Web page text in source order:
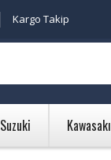
Kargo Takip
Suzuki Kawasakı